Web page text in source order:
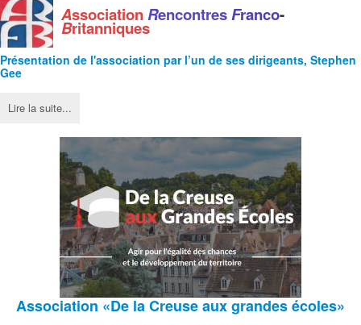
AssociationRencontresFranco-
Britanniques
Présentation de l'association par l’un de ses dirigeants, Stephen
Gee
Lire la suite...
Association «De la Creuse aux grandes écoles»